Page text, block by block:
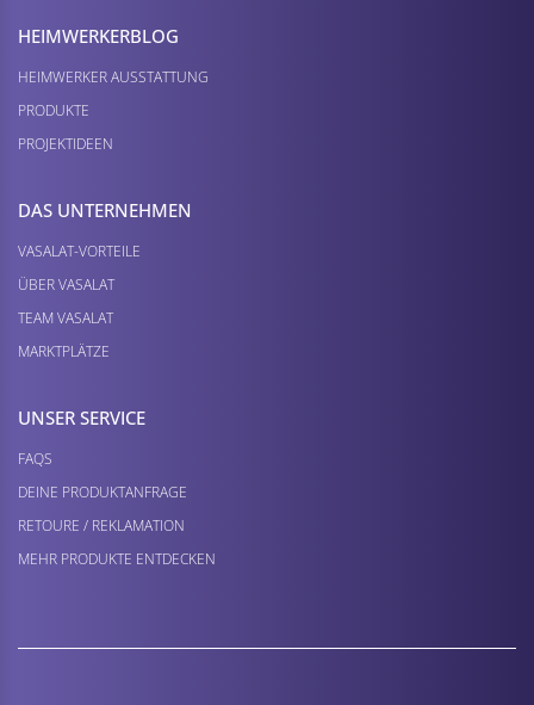
HEIMWERKER­BLOG
HEIMWERKER AUSSTATTUNG
PRODUKTE
PROJEKTIDEEN
DAS UNTERNEHMEN
VASALAT-VORTEILE
ÜBER VASALAT
TEAM VASALAT
MARKTPLÄTZE
UNSER SERVICE
FAQS
DEINE PRODUKTANFRAGE
RETOURE / REKLAMATION
MEHR PRODUKTE ENTDECKEN